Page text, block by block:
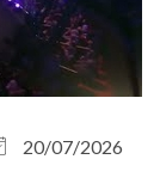
20/07/2026